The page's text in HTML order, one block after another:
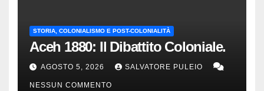
STORIA, COLONIALISMO E POST-COLONIALITÀ
Aceh 1880: Il Dibattito Coloniale.
AGOSTO 5, 2026 SALVATORE PULEIO
NESSUN COMMENTO